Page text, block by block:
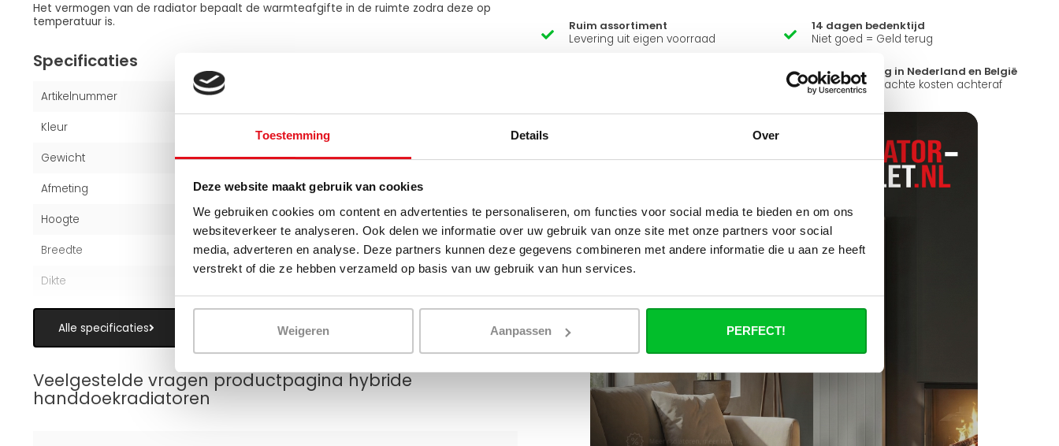
Toestemming Details Over
Deze website maakt gebruik van cookies
We gebruiken cookies om content en advertenties te personaliseren, om functies voor social media te bieden en om ons
websiteverkeer te analyseren. Ook delen we informatie over uw gebruik van onze site met onze partners voor social
media, adverteren en analyse. Deze partners kunnen deze gegevens combineren met andere informatie die u aan ze heeft
verstrekt of die ze hebben verzameld op basis van uw gebruik van hun services.
Weigeren Aanpassen PERFECT!
Het vermogen van de radiator bepaalt de warmteafgifte in de ruimte zodra deze op
temperatuur is.
Specificaties
Artikelnummer
Kleur Wit (RAL 9016)
Gewicht 21 kg
Afmeting 180x60 cm
Hoogte 180 cm
Breedte 60 cm
Dikte
Alle specificaties
Veelgestelde vragen productpagina hybride
handdoekradiatoren
Ruim assortiment
Levering uit eigen voorraad
14 dagen bedenktijd
Niet goed = Geld terug
Snelle levering in Nederland en België
Geen onverwachte kosten achteraf